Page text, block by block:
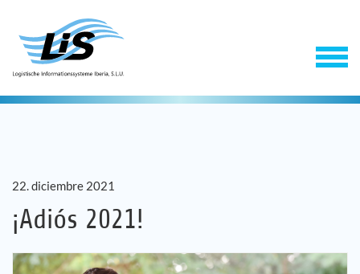
Software
22. diciembre 2021
¡Adiós 2021!